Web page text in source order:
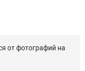
от фотографий на